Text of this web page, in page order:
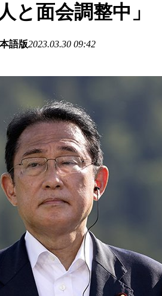
と面会調整中」
語版2023.03.30 09:42